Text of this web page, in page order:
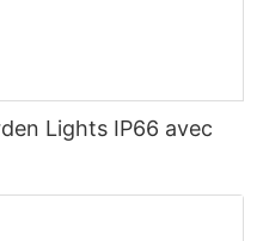
Lights IP66 avec